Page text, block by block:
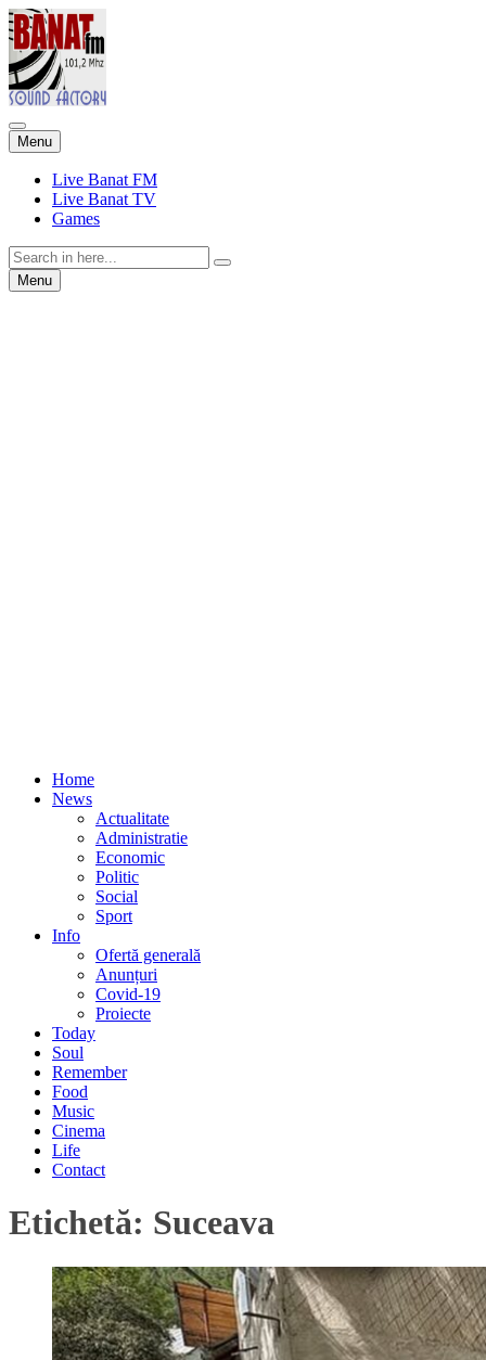
Menu Skip
to
content
Live Banat FM
Live Banat TV
Games
Search
for:Menu Skip
to
Home
News
Actualitate
Administratie
Economic
Politic
Social
Sport
Info
Ofertă generală
Anunțuri
Covid-19
Proiecte
Today
Soul
Remember
Food
Music
Cinema
Life
Contact
Etichetă: Suceava